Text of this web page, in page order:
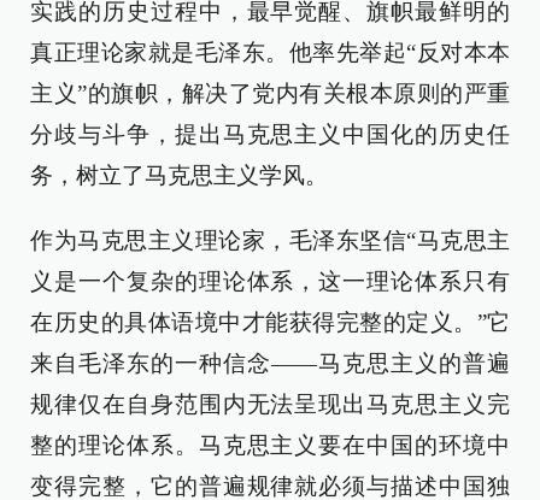
实践的历史过程中，最早觉醒、旗帜最鲜明的
真正理论家就是毛泽东。他率先举起“反对本本
主义”的旗帜，解决了党内有关根本原则的严重
分歧与斗争，提出马克思主义中国化的历史任
务，树立了马克思主义学风。
作为马克思主义理论家，毛泽东坚信“马克思主
义是一个复杂的理论体系，这一理论体系只有
在历史的具体语境中才能获得完整的定义。”它
来自毛泽东的一种信念——马克思主义的普遍
规律仅在自身范围内无法呈现出马克思主义完
整的理论体系。马克思主义要在中国的环境中
变得完整，它的普遍规律就必须与描述中国独